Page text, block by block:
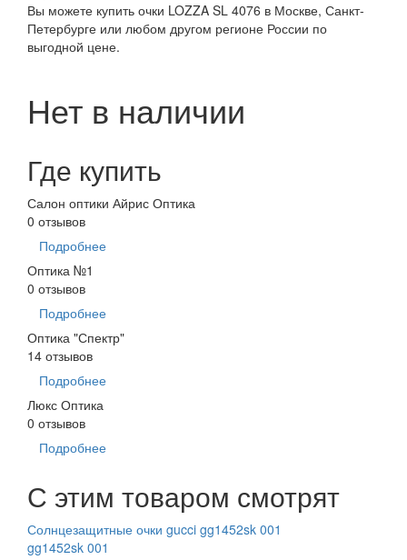
Вы можете купить очки LOZZA SL 4076 в Москве, Санкт-
Петербурге или любом другом регионе России по
выгодной цене.
Нет в наличии
Где купить
Салон оптики Айрис Оптика
0 отзывов
Подробнее
Оптика №1
0 отзывов
Подробнее
Оптика "Спектр"
14 отзывов
Подробнее
Люкс Оптика
0 отзывов
Подробнее
С этим товаром смотрят
Солнцезащитные очки gucci gg1452sk 001
gg1452sk 001